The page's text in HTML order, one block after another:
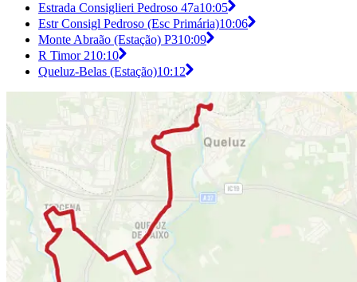
Estrada Consiglieri Pedroso 47a10:05
Estr Consigl Pedroso (Esc Primária)10:06
Monte Abraão (Estação) P310:09
R Timor 210:10
Queluz-Belas (Estação)10:12